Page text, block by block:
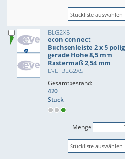
BLG2X5
econ connect
Buchsenleiste 2 x 5 polig
gerade Höhe 8,5 mm
Rastermaß 2,54 mm
EVE: BLG2X5
Gesamtbestand:
420
Stück
Menge